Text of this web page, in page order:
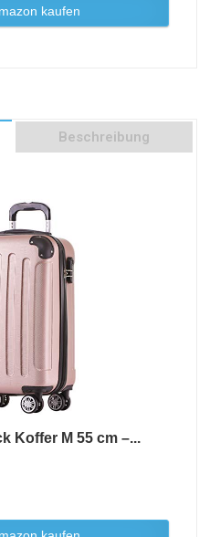
kaufen
Beschreibung
Koffer M 55 cm –...